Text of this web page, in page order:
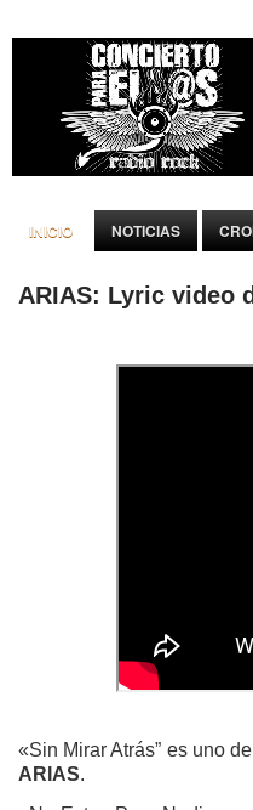
INICIO NOTICIAS
ARIAS: Lyric video
«Sin Mirar Atrás” es uno
ARIAS.